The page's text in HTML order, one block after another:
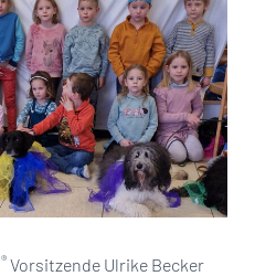
® Vorsitzende Ulrike Becker